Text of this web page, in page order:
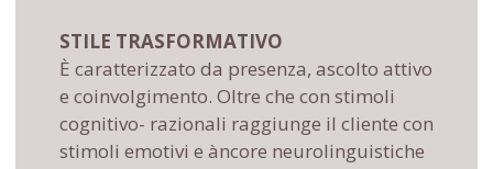
STILE TRASFORMATIVO
È caratterizzato da presenza, ascolto attivo
e coinvolgimento. Oltre che con stimoli
cognitivo- razionali raggiunge il cliente con
stimoli emotivi e àncore neurolinguistiche